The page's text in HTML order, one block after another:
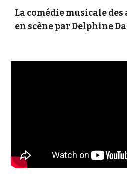
La comédie musicale
en scène par Delphine